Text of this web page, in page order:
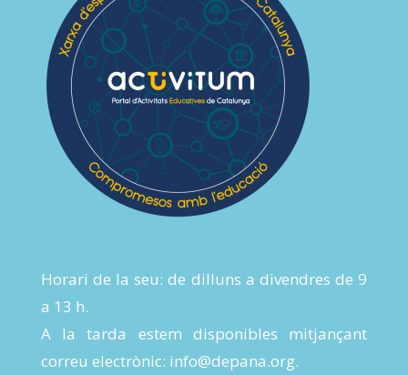
Horari de la seu: de dilluns a divendres de 9
a 13 h.
A la tarda estem disponibles mitjançant
correu electrònic: info@depana.org.